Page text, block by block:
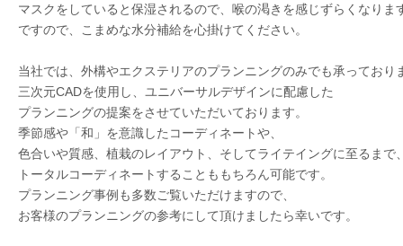
マスクをしていると保湿されるので、喉の渇きを感じずらくなりま
ですので、こまめな水分補給を心掛けてください。
当社では、外構やエクステリアのプランニングのみでも承っており
三次元CADを使用し、ユニバーサルデザインに配慮した
プランニングの提案をさせていただいております。
季節感や「和」を意識したコーディネートや、
色合いや質感、植栽のレイアウト、そしてライテイングに至るまで
トータルコーディネートすることももちろん可能です。
プランニング事例も多数ご覧いただけますので、
お客様のプランニングの参考にして頂けましたら幸いです。